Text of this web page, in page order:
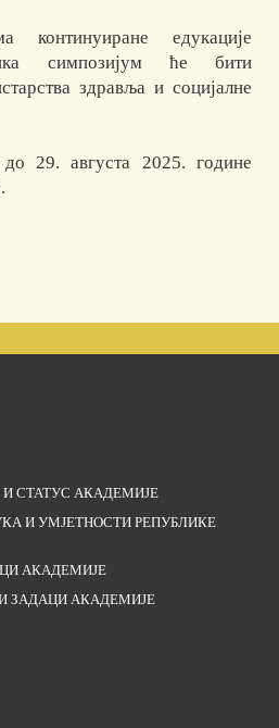
едукације
симпозијум ће бити
здравља и социјалне
29. августа 2025. године
СТАТУС АКАДЕМИЈЕ
И УМЈЕТНОСТИ РЕПУБЛИКЕ
АКАДЕМИЈЕ
ЗАДАЦИ АКАДЕМИЈЕ